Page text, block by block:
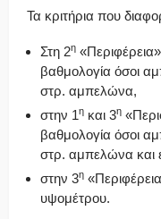
Τα κριτήρια που
Στη 2η
βαθμολογία όσοι
στρ. αμπελώνα,
στην 1η και 3η
βαθμολογία όσοι
στρ. αμπελώνα και
στην 3η
υψομέτρου.